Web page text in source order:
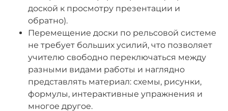
доской к просмотру презентации и
обратно).
Перемещение доски по рельсовой системе
не требует больших усилий, что позволяет
учителю свободно переключаться между
разными видами работы и наглядно
представлять материал: схемы, рисунки,
формулы, интерактивные упражнения и
многое другое.